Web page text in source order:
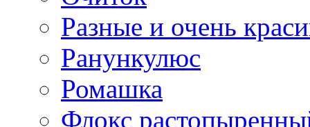
Разные и очень
Ранункулюс
Ромашка
Флокс